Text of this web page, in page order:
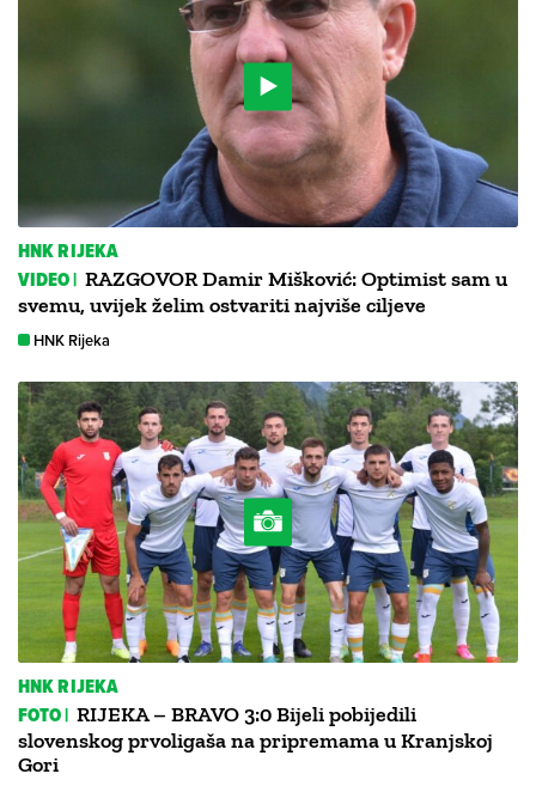
HNK RIJEKA
VIDEO | RAZGOVOR Damir Mišković: Optimist sam u
svemu, uvijek želim ostvariti najviše ciljeve
HNK Rijeka
HNK RIJEKA
FOTO | RIJEKA – BRAVO 3:0 Bijeli pobijedili
slovenskog prvoligaša na pripremama u Kranjskoj
Gori